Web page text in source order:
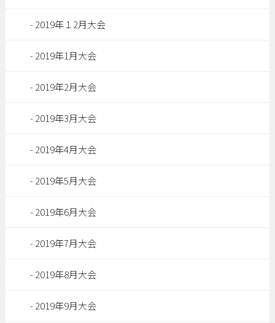
2019年１2月大会
2019年1月大会
2019年2月大会
2019年3月大会
2019年4月大会
2019年5月大会
2019年6月大会
2019年7月大会
2019年8月大会
2019年9月大会